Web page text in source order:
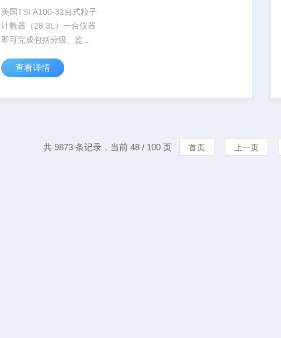
（28.3L）
美国TSI A100-31台式粒子
计数器（28.3L）一台仪器
即可完成包括分级、监
体测试在内的各项工作、
见度高的指示状态 - LED
查看详情
共 9873 条记录，当前 48 / 100 页 首页 上一页